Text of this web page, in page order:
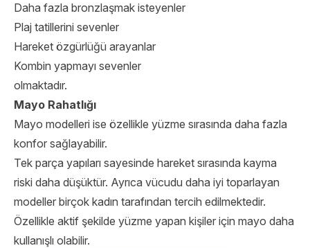
Daha fazla bronzlaşmak isteyenler
Plaj tatillerini sevenler
Hareket özgürlüğü arayanlar
Kombin yapmayı sevenler
olmaktadır.
Mayo Rahatlığı
Mayo modelleri ise özellikle yüzme sırasında daha fazla
konfor sağlayabilir.
Tek parça yapıları sayesinde hareket sırasında kayma
riski daha düşüktür. Ayrıca vücudu daha iyi toparlayan
modeller birçok kadın tarafından tercih edilmektedir.
Özellikle aktif şekilde yüzme yapan kişiler için mayo daha
kullanışlı olabilir.